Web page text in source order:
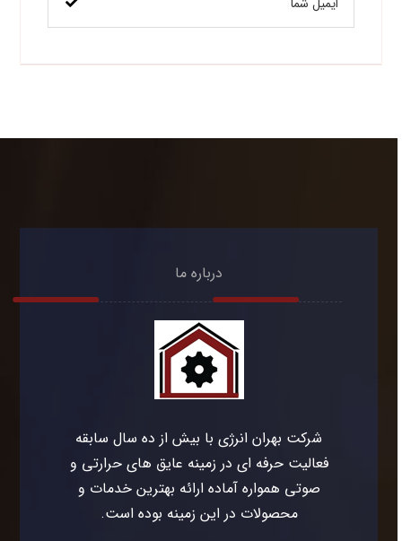
درباره ما
شرکت بهران انرژی با بیش از ده سال سابقه
فعالیت حرفه ای در زمینه عایق های حرارتی و
صوتی همواره آماده ارائه بهترین خدمات و
محصولات در این زمینه بوده است.